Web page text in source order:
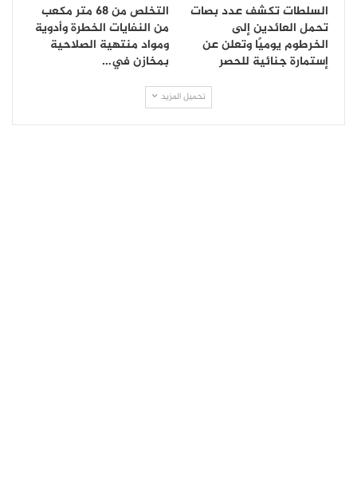
السلطات تكشف عدد بصات
تحمل العائدين إلى
الخرطوم يوميًا وتعلن عن
إستمارة جنائية للحصر
التخلص من 68 متر مكعب
من النفايات الخطرة وأدوية
ومواد منتهية الصلاحية
بمخازن في…
تحميل المزيد